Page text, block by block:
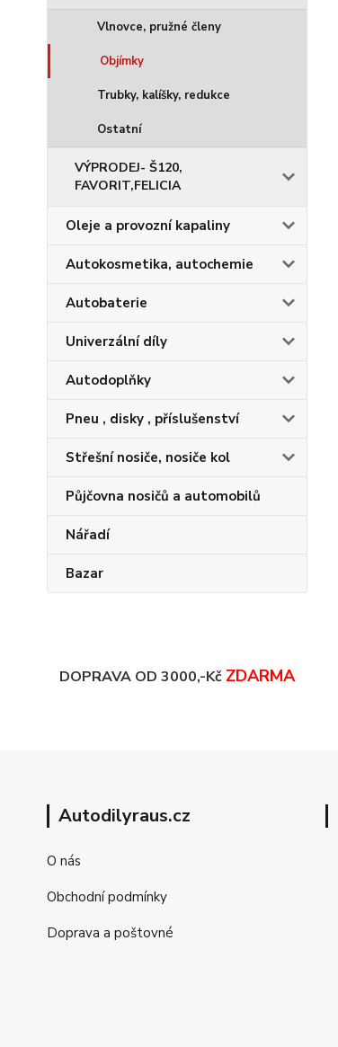
Vlnovce, pružné členy
Objímky
Trubky, kalíšky, redukce
Ostatní
VÝPRODEJ- Š120,
FAVORIT,FELICIA
Oleje a provozní kapaliny
Autokosmetika, autochemie
Autobaterie
Univerzální díly
Autodoplňky
Pneu , disky , příslušenství
Střešní nosiče, nosiče kol
Půjčovna nosičů a automobilů
Nářadí
Bazar
DOPRAVA OD 3000,-Kč ZDARMA
Autodilyraus.cz
O nás
Obchodní podmínky
Doprava a poštovné